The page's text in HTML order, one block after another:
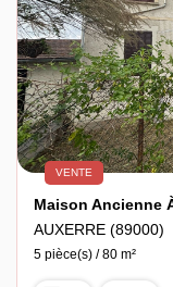
VENTE
AUXERRE (89000)
5 pièce(s) / 80 m²